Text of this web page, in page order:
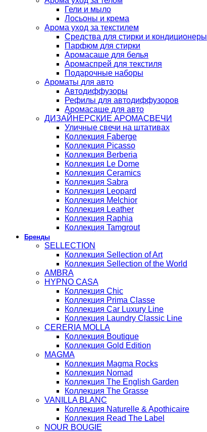
Гели и мыло
Лосьоны и крема
Арома уход за текстилем
Средства для стирки и кондиционеры
Парфюм для стирки
Аромасаше для белья
Аромаспрей для текстиля
Подарочные наборы
Ароматы для авто
Автодиффузоры
Рефилы для автодиффузоров
Аромасаше для авто
ДИЗАЙНЕРСКИЕ АРОМАСВЕЧИ
Уличные свечи на штативах
Коллекция Faberge
Коллекция Picasso
Коллекция Berberia
Коллекция Le Dome
Коллекция Ceramics
Коллекция Sabra
Коллекция Leopard
Коллекция Melchior
Коллекция Leather
Коллекция Raphia
Коллекция Tamgrout
Бренды
SELLECTION
Коллекция Sellection of Art
Коллекция Sellection of the World
AMBRA
HYPNO CASA
Коллекция Chic
Коллекция Prima Classe
Коллекция Car Luxury Line
Коллекция Laundry Classic Line
CERERIA MOLLA
Коллекция Boutique
Коллекция Gold Edition
MAGMA
Коллекция Magma Rocks
Коллекция Nomad
Коллекция The English Garden
Коллекция The Grasse
VANILLA BLANC
Коллекция Naturelle & Apothicaire
Коллекция Read The Label
NOUR BOUGIE